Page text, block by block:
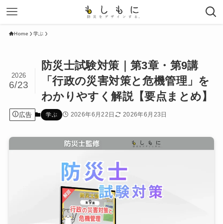
Home 学ぶ
防災士試験対策｜第3章・第9講
「行政の災害対策と危機管理」を
わかりやすく解説【要点まとめ】
2026
6/23
広告 学ぶ 2026年6月22日 2026年6月23日